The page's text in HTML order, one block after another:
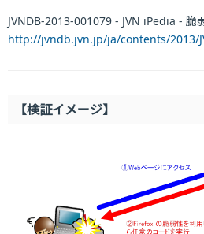
JVNDB-2013-001079 - JVN iPedia - 脆
http://jvndb.jvn.jp/ja/contents/2013/
【検証イメージ】